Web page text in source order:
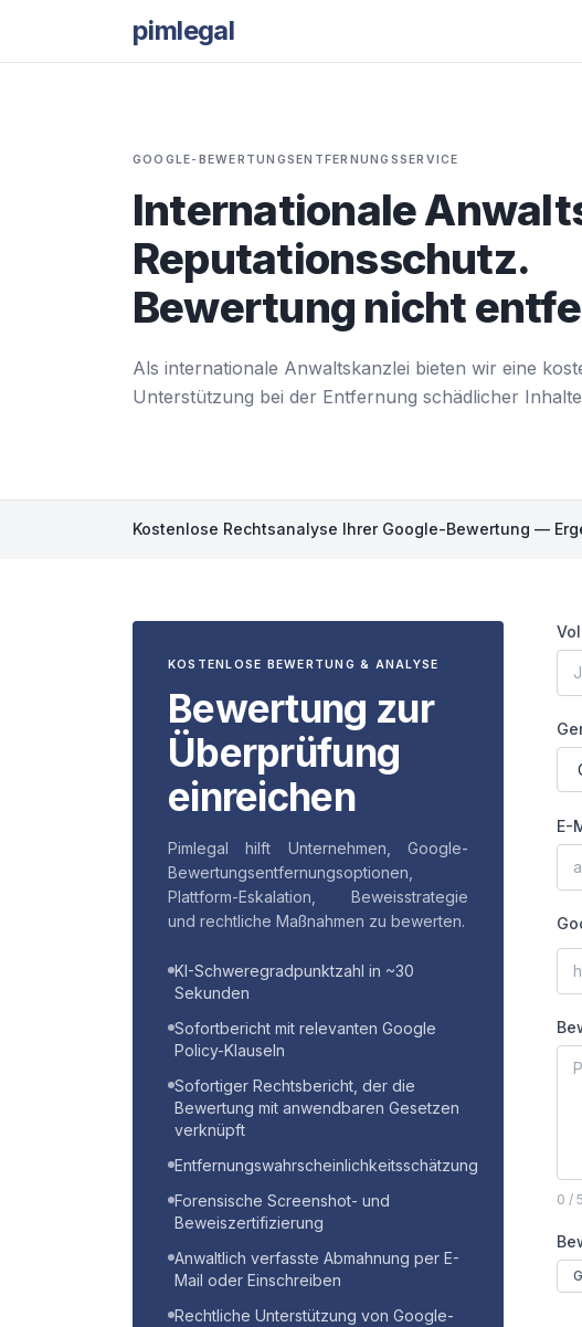
pimlegal
GOOGLE-BEWERTUNGSENTFERNUNGSSERVICE
Internationale
Reputationsschutz.
Bewertung nicht
Als internationale Anwaltskanzlei bieten wir eine
Unterstützung bei der Entfernung schädlicher
Kostenlose Rechtsanalyse Ihrer Google-Bewertung —
KOSTENLOSE BEWERTUNG & ANALYSE
Bewertung zur
Überprüfung
einreichen
Pimlegal hilft Unternehmen, Google-
Bewertungsentfernungsoptionen,
Plattform-Eskalation, Beweisstrategie
und rechtliche Maßnahmen zu bewerten.
KI-Schweregradpunktzahl in ~30
Sekunden
Sofortbericht mit relevanten Google
Policy-Klauseln
Sofortiger Rechtsbericht, der die
Bewertung mit anwendbaren Gesetzen
verknüpft
Entfernungswahrscheinlichkeitsschätzung
Forensische Screenshot- und
Beweiszertifizierung
Anwaltlich verfasste Abmahnung per E-
Mail oder Einschreiben
Rechtliche Unterstützung von Google-
E-
0 /